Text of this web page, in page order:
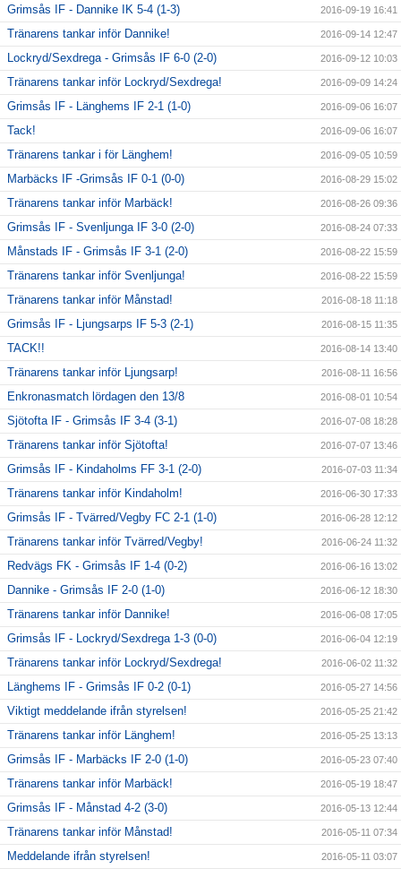
Grimsås IF - Dannike IK 5-4 (1-3) 2016-09-19 16:41
Tränarens tankar inför Dannike! 2016-09-14 12:47
Lockryd/Sexdrega - Grimsås IF 6-0 (2-0) 2016-09-12 10:03
Tränarens tankar inför Lockryd/Sexdrega! 2016-09-09 14:24
Grimsås IF - Länghems IF 2-1 (1-0) 2016-09-06 16:07
Tack! 2016-09-06 16:07
Tränarens tankar i för Länghem! 2016-09-05 10:59
Marbäcks IF -Grimsås IF 0-1 (0-0) 2016-08-29 15:02
Tränarens tankar inför Marbäck! 2016-08-26 09:36
Grimsås IF - Svenljunga IF 3-0 (2-0) 2016-08-24 07:33
Månstads IF - Grimsås IF 3-1 (2-0) 2016-08-22 15:59
Tränarens tankar inför Svenljunga! 2016-08-22 15:59
Tränarens tankar inför Månstad! 2016-08-18 11:18
Grimsås IF - Ljungsarps IF 5-3 (2-1) 2016-08-15 11:35
TACK!! 2016-08-14 13:40
Tränarens tankar inför Ljungsarp! 2016-08-11 16:56
Enkronasmatch lördagen den 13/8 2016-08-01 10:54
Sjötofta IF - Grimsås IF 3-4 (3-1) 2016-07-08 18:28
Tränarens tankar inför Sjötofta! 2016-07-07 13:46
Grimsås IF - Kindaholms FF 3-1 (2-0) 2016-07-03 11:34
Tränarens tankar inför Kindaholm! 2016-06-30 17:33
Grimsås IF - Tvärred/Vegby FC 2-1 (1-0) 2016-06-28 12:12
Tränarens tankar inför Tvärred/Vegby! 2016-06-24 11:32
Redvägs FK - Grimsås IF 1-4 (0-2) 2016-06-16 13:02
Dannike - Grimsås IF 2-0 (1-0) 2016-06-12 18:30
Tränarens tankar inför Dannike! 2016-06-08 17:05
Grimsås IF - Lockryd/Sexdrega 1-3 (0-0) 2016-06-04 12:19
Tränarens tankar inför Lockryd/Sexdrega! 2016-06-02 11:32
Länghems IF - Grimsås IF 0-2 (0-1) 2016-05-27 14:56
Viktigt meddelande ifrån styrelsen! 2016-05-25 21:42
Tränarens tankar inför Länghem! 2016-05-25 13:13
Grimsås IF - Marbäcks IF 2-0 (1-0) 2016-05-23 07:40
Tränarens tankar inför Marbäck! 2016-05-19 18:47
Grimsås IF - Månstad 4-2 (3-0) 2016-05-13 12:44
Tränarens tankar inför Månstad! 2016-05-11 07:34
Meddelande ifrån styrelsen! 2016-05-11 03:07